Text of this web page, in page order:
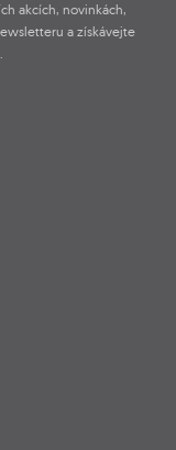
akcích, novinkách,
a získávejte